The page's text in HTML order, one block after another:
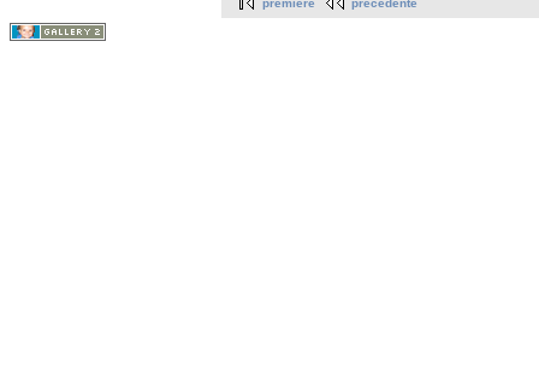
première précédente